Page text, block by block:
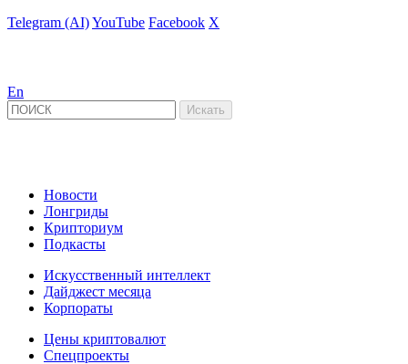
Telegram (AI)YouTube Facebook X
En
Новости
Лонгриды
Крипториум
Подкасты
Искусственный интеллект
Дайджест месяца
Корпораты
Цены криптовалют
Спецпроекты